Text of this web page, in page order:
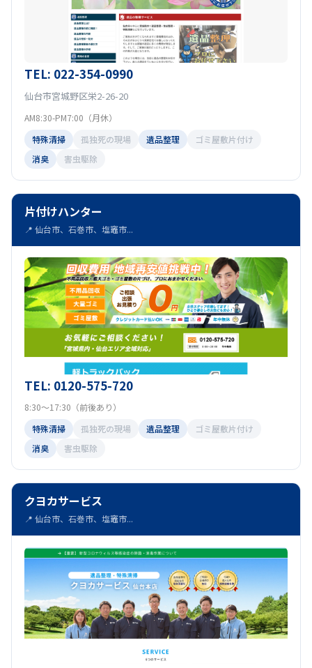
TEL: 022-354-0990
仙台市宮城野区栄2-26-20
AM8:30-PM7:00（月休）
特殊清掃
孤独死の現場 遺品整理
ゴミ屋敷片付け
消臭
害虫駆除
片付けハンター
📍 仙台市、石巻市、塩竈市...
TEL: 0120-575-720
8:30～17:30（前後あり）
特殊清掃
孤独死の現場 遺品整理
ゴミ屋敷片付け
消臭
害虫駆除
クヨカサービス
📍 仙台市、石巻市、塩竈市...